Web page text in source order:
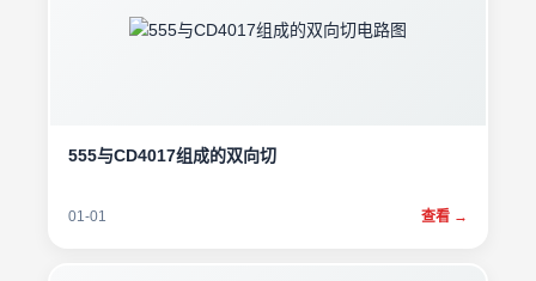
555与CD4017组成的双向切
01-01 查看 →